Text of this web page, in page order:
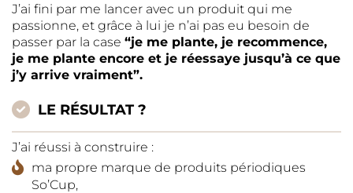
J’ai fini par me lancer avec un produit qui me
passionne, et grâce à lui je n’ai pas eu besoin de
passer par la case “je me plante, je recommence,
je me plante encore et je réessaye jusqu’à ce que
j’y arrive vraiment”.
LE RÉSULTAT ?
J’ai réussi à construire :
ma propre marque de produits périodiques
So’Cup,